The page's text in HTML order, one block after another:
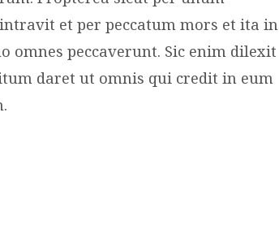
et per peccatum mors et ita in
omnes peccaverunt. Sic enim dilexit
daret ut omnis qui credit in eum